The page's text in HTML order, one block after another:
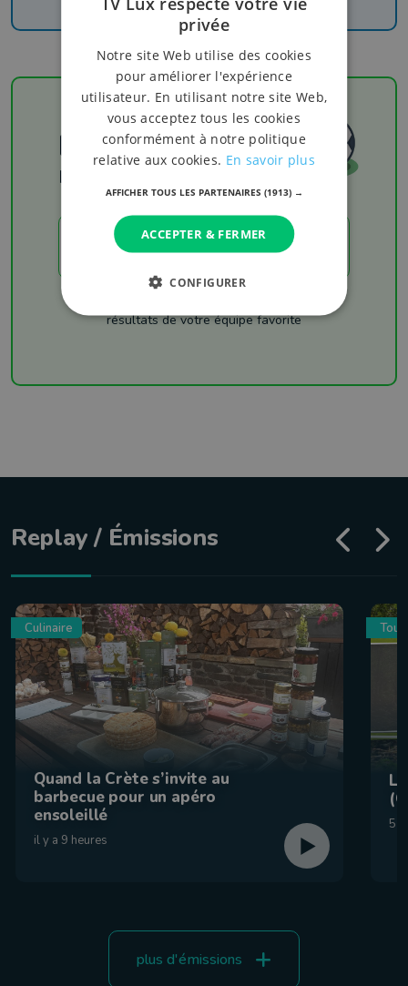
Football
Les résultats
résultats de votre équipe favorite
Replay / Émissions
Culinaire
Quand la Crète s’invite au
barbecue pour un apéro
ensoleillé
il y a 9 heures
5
plus d'émissions
privée
Notre site Web utilise des cookies
pour améliorer l'expérience
utilisateur. En utilisant notre site Web,
vous acceptez tous les cookies
conformément à notre politique
relative aux cookies. En savoir plus
AFFICHER TOUS LES PARTENAIRES (1913) →
ACCEPTER & FERMER
CONFIGURER